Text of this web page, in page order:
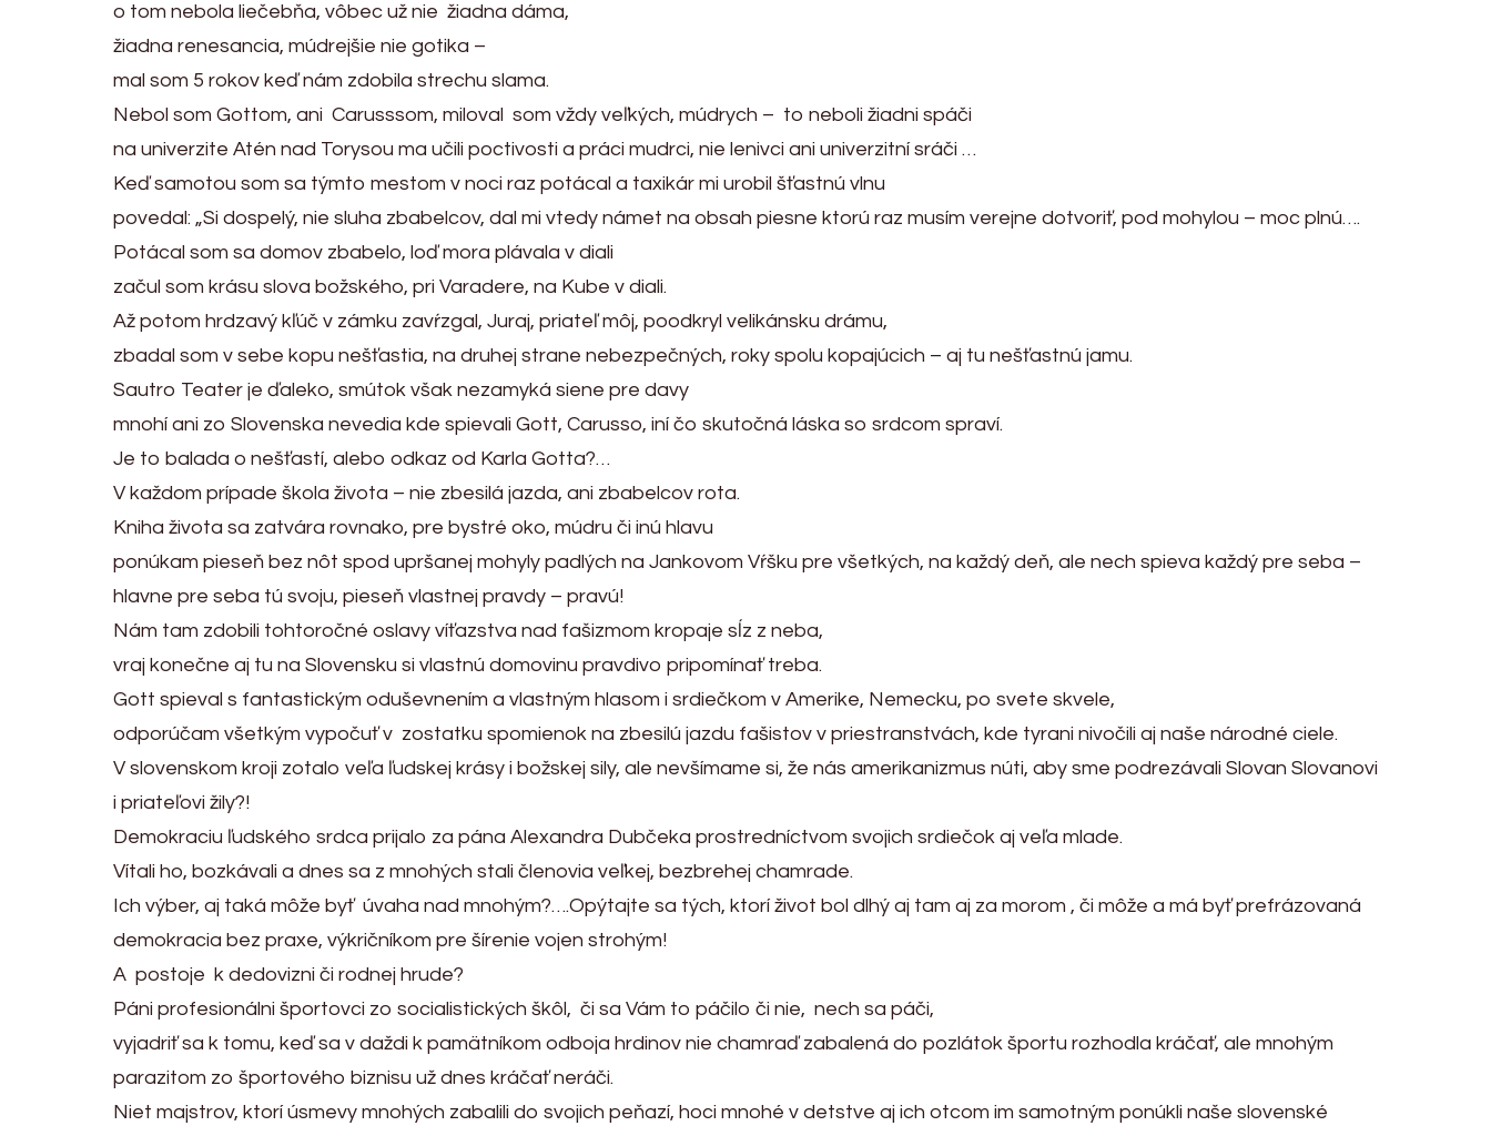
o tom nebola liečebňa, vôbec už nie žiadna dáma,
žiadna renesancia, múdrejšie nie gotika –
mal som 5 rokov keď nám zdobila strechu slama.
Nebol som Gottom, ani Carusssom, miloval som vždy veľkých, múdrych – to neboli žiadni spáči
na univerzite Atén nad Torysou ma učili poctivosti a práci mudrci, nie lenivci ani univerzitní sráči …
Keď samotou som sa týmto mestom v noci raz potácal a taxikár mi urobil šťastnú vlnu
povedal: „Si dospelý, nie sluha zbabelcov, dal mi vtedy námet na obsah piesne ktorú raz musím verejne dotvoriť, pod mohylou – moc plnú….
Potácal som sa domov zbabelo, loď mora plávala v diali
začul som krásu slova božského, pri Varadere, na Kube v diali.
Až potom hrdzavý kľúč v zámku zavŕzgal, Juraj, priateľ môj, poodkryl velikánsku drámu,
zbadal som v sebe kopu nešťastia, na druhej strane nebezpečných, roky spolu kopajúcich – aj tu nešťastnú jamu.
Sautro Teater je ďaleko, smútok však nezamyká siene pre davy
mnohí ani zo Slovenska nevedia kde spievali Gott, Carusso, iní čo skutočná láska so srdcom spraví.
Je to balada o nešťastí, alebo odkaz od Karla Gotta?…
V každom prípade škola života – nie zbesilá jazda, ani zbabelcov rota.
Kniha života sa zatvára rovnako, pre bystré oko, múdru či inú hlavu
ponúkam pieseň bez nôt spod upršanej mohyly padlých na Jankovom Vŕšku pre všetkých, na každý deň, ale nech spieva každý pre seba –
hlavne pre seba tú svoju, pieseň vlastnej pravdy – pravú!
Nám tam zdobili tohtoročné oslavy víťazstva nad fašizmom kropaje sĺz z neba,
vraj konečne aj tu na Slovensku si vlastnú domovinu pravdivo pripomínať treba.
Gott spieval s fantastickým oduševnením a vlastným hlasom i srdiečkom v Amerike, Nemecku, po svete skvele,
odporúčam všetkým vypočuť v zostatku spomienok na zbesilú jazdu fašistov v priestranstvách, kde tyrani nivočili aj naše národné ciele.
V slovenskom kroji zotalo veľa ľudskej krásy i božskej sily, ale nevšímame si, že nás amerikanizmus núti, aby sme podrezávali Slovan Slovanovi
i priateľovi žily?!
Demokraciu ľudského srdca prijalo za pána Alexandra Dubčeka prostredníctvom svojich srdiečok aj veľa mlade.
Vítali ho, bozkávali a dnes sa z mnohých stali členovia veľkej, bezbrehej chamrade.
Ich výber, aj taká môže byť úvaha nad mnohým?….Opýtajte sa tých, ktorí život bol dlhý aj tam aj za morom , či môže a má byť prefrázovaná
demokracia bez praxe, výkričníkom pre šírenie vojen strohým!
A postoje k dedovizni či rodnej hrude?
Páni profesionálni športovci zo socialistických škôl, či sa Vám to páčilo či nie, nech sa páči,
vyjadriť sa k tomu, keď sa v daždi k pamätníkom odboja hrdinov nie chamraď zabalená do pozlátok športu rozhodla kráčať, ale mnohým
parazitom zo športového biznisu už dnes kráčať neráči.
Niet majstrov, ktorí úsmevy mnohých zabalili do svojich peňazí, hoci mnohé v detstve aj ich otcom im samotným ponúkli naše slovenské